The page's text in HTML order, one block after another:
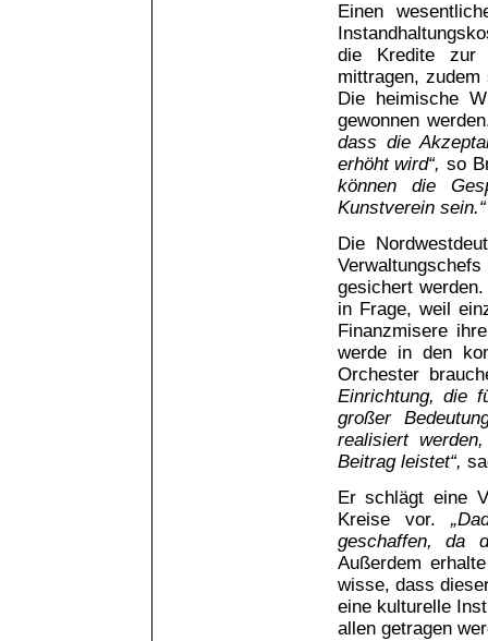
Einen
die Kredite zur
mittragen,
Die heimische
gewonnen
dass die
erhöht wird“, so
können die
Kunstverein sein.“
Die
gesichert
in Frage, weil
Finanzmisere
werde in den
Orchester
Einrichtung, die
großer
realisiert
Beitrag leistet“,
Er schlägt eine
Kreise vor.
geschaffen, da
Außerdem
wisse, dass
eine kulturelle
allen getragen